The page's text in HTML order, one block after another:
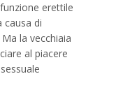
erettile
causa di
la vecchiaia
al piacere